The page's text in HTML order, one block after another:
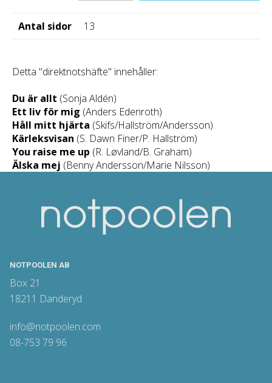
Antal sidor 13
Detta "direktnotshäfte" innehåller:
Du är allt (Sonja Aldén)
Ett liv för mig (Anders Edenroth)
Håll mitt hjärta (Skifs/Hallström/Andersson)
Kärleksvisan (S. Dawn Finer/P. Hallström)
You raise me up (R. Løvland/B. Graham)
Älska mej (Benny Andersson/Marie Nilsson)
NOTPOOLEN AB
Box 21
18211 Danderyd
info@notpoolen.com
08-753 79 96